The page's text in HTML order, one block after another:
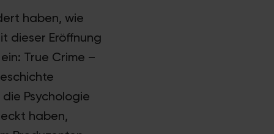
haben, wie
dieser Eröffnung
True Crime –
Psychologie
haben,